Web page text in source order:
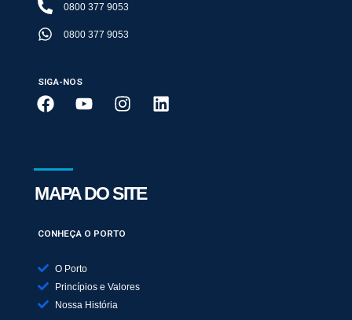
0800 377 9053
0800 377 9053
SIGA-NOS
MAPA DO SITE
CONHEÇA O PORTO
O Porto
Princípios e Valores
Nossa História